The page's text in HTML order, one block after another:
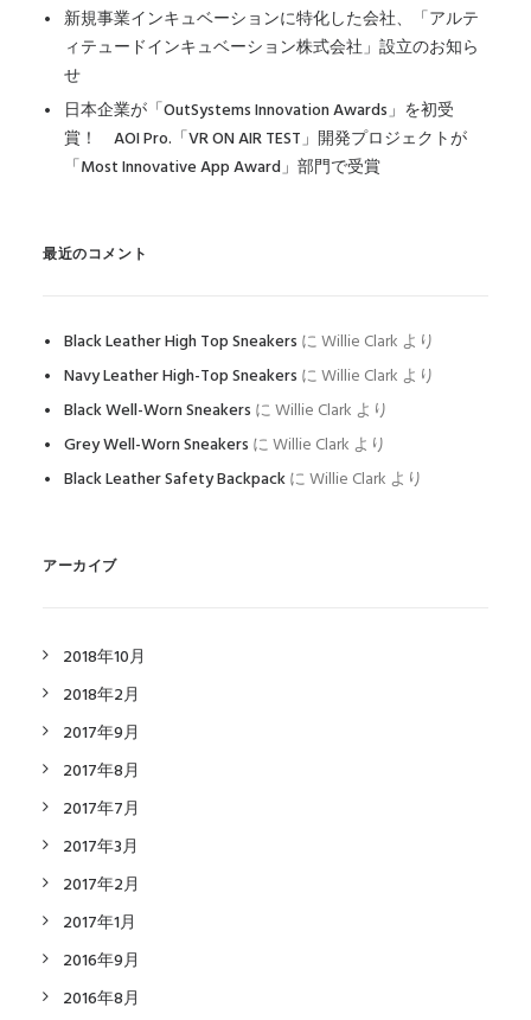
新規事業インキュベーションに特化した会社、「アルテ
ィテュードインキュベーション株式会社」設立のお知ら
せ
日本企業が「OutSystems Innovation Awards」を初受
賞！ AOI Pro.「VR ON AIR TEST」開発プロジェクトが
「Most Innovative App Award」部門で受賞
最近のコメント
Black Leather High Top Sneakers にWillie Clark より
Navy Leather High-Top Sneakers にWillie Clark より
Black Well-Worn Sneakers にWillie Clark より
Grey Well-Worn Sneakers にWillie Clark より
Black Leather Safety BackpackにWillie Clark より
アーカイブ
2018年10月
2018年2月
2017年9月
2017年8月
2017年7月
2017年3月
2017年2月
2017年1月
2016年9月
2016年8月